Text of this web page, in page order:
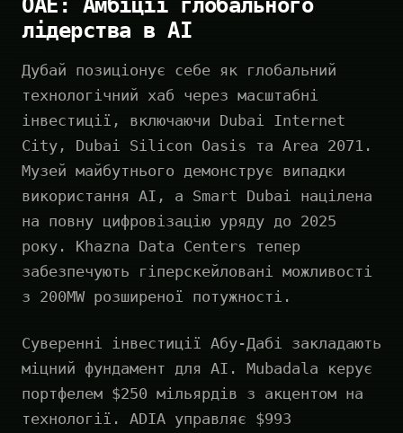
ОАЕ: Амбіції глобального
лідерства в AI
Дубай позиціонує себе як глобальний
технологічний хаб через масштабні
інвестиції, включаючи Dubai Internet
City, Dubai Silicon Oasis та Area 2071.
Музей майбутнього демонструє випадки
використання AI, а Smart Dubai націлена
на повну цифровізацію уряду до 2025
року. Khazna Data Centers тепер
забезпечують гіперскейловані можливості
з 200MW розширеної потужності.
Суверенні інвестиції Абу-Дабі закладають
міцний фундамент для AI. Mubadala керує
портфелем $250 мільярдів з акцентом на
технології. ADIA управляє $993